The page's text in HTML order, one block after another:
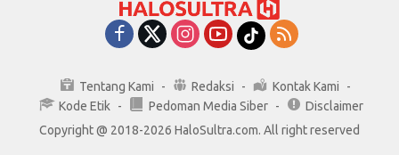
Tentang Kami Redaksi
Kontak Kami
Kode Etik
Pedoman Media Siber
Disclaimer
Copyright @ 2018-2026 HaloSultra.com. All right reserved